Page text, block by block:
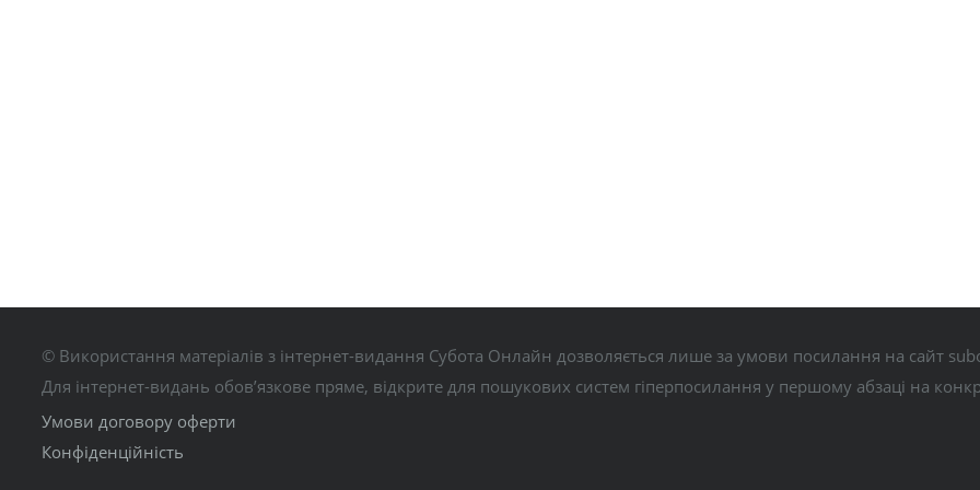
© Використання матеріалів з інтернет-видання Субота Онлайн дозволяється лише за умови посилання на сайт
Для інтернет-видань обов’язкове пряме, відкрите для пошукових систем гіперпосилання у першому абзаці на
Умови договору оферти
Конфіденційність